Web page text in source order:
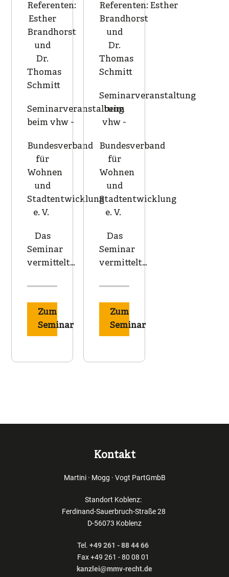
Referenten:
Esther
Brandhorst
und
Dr.
Thomas
Schmitt
Seminarveranstaltung
beim vhw -
Bundesverband
für
Wohnen
und
Stadtentwicklung
e. V.
Das
Seminar
vermittelt…
Zum
Seminar
Referenten: Esther
Brandhorst
und
Dr.
Thomas
Schmitt
Seminarveranstaltung
beim
vhw -
Bundesverband
für
Wohnen
und
Stadtentwicklung
e. V.
Das
Seminar
vermittelt…
Zum
Seminar
Kontakt
Martini · Mogg · Vogt PartGmbB
Standort Koblenz:
Ferdinand-Sauerbruch-Straße 28
D-56073 Koblenz
Tel. +49 261 - 88 44 66
Fax +49 261 - 80 08 01
kanzlei@mmv-recht.de